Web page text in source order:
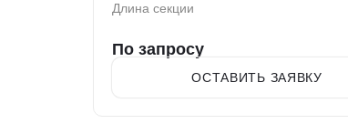
Длина секции
По запросу
ОСТАВИТЬ ЗАЯВКУ